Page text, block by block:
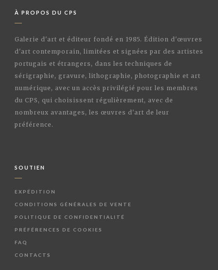
À PROPOS DU CPS
Galerie d'art et éditeur fondé en 1985. Édition d'œuvres
d'art contemporain, limitées et signées par des artistes
portugais et étrangers, dans les techniques de
sérigraphie, gravure, lithographie, photographie et art
numérique, avec un accès privilégié pour les membres
du CPS, qui choisissent régulièrement, avec de
nombreux avantages, les œuvres d'art de leur
préférence.
SOUTIEN
EXPÉDITION
CONDITIONS GÉNÉRALES DE VENTE
POLITIQUE DE CONFIDENTIALITÉ
PRÉFÉRENCES DE COOKIES
FAQ
CONTACTS